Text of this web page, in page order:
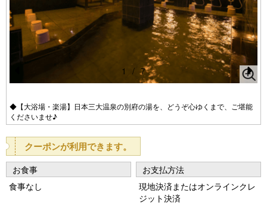
Pr
e
vi
o
u
s
◆【大浴場・楽湯】日本三大温泉の別府の湯を、どうぞ心ゆくまで、ご堪能
くださいませ♪
N
e
xt
1 / 7
クーポンが利用できます。
お食事
食事なし
お支払方法
現地決済またはオンラインクレ
ジット決済